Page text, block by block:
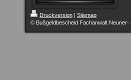
Druckversion | Sitemap
© Bußgeldbescheid Fachanwalt Neuner-